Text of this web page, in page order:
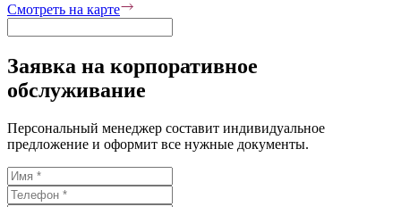
Смотреть на карте
Заявка на корпоративное
обслуживание
Персональный менеджер составит индивидуальное
предложение и оформит все нужные документы.